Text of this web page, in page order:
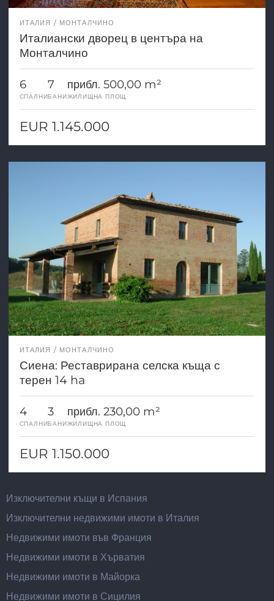
ИТАЛИЯ МОНТАЛЧИНО
Италиански дворец в центъра на
Монталчино
6
СПАЛНИ
7
БАНИ
прибл. 500,00 m²
ЖИЛИЩНА ПЛОЩ
EUR 1.145.000
ИТАЛИЯ МОНТАЛЧИНО
Сиена: Реставрирана селска къща с
терен 14 ha
4
СПАЛНИ
3
БАНИ
прибл. 230,00 m²
ЖИЛИЩНА ПЛОЩ
EUR 1.150.000
Изключителни къщи в Испания
Изключителни недвижими имоти в Италия
Недвижими имоти във Франция
Недвижими имоти в Хърватия
Недвижими имоти в Майорка
Недвижими имоти в Сицилия